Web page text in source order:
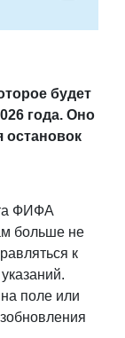
будет
года. Оно
остановок
ФИФА
больше не
к
поле или